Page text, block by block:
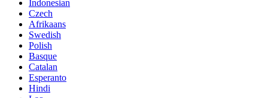
Indonesian
Czech
Afrikaans
Swedish
Polish
Basque
Catalan
Esperanto
Hindi